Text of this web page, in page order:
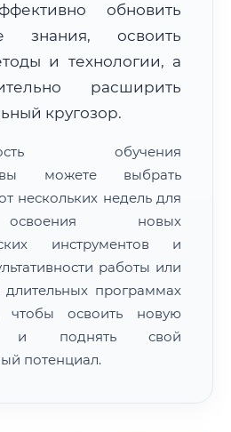
для увеличения и просмотра
обновить
знания, освоить
и технологии, а
расширить
кругозор.
обучения
вы можете выбрать
нескольких недель для
новых
инструментов и
работы или
длительных программах
освоить новую
и поднять свой
потенциал.